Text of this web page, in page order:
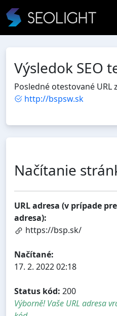
Výsledok SEO
Posledné otestované URL
http://bspsw.sk
Načítanie
URL adresa (v prípade
adresa):
https://bsp.sk/
Načítané:
17. 2. 2022 02:18
Status kód: 200
Výborně! Vaše URL adresa